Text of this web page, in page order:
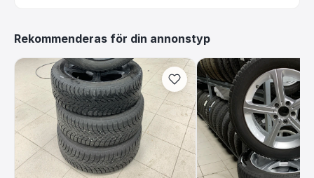
Rekommenderas för din annonstyp